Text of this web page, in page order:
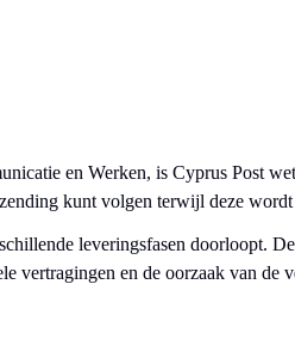
en Werken, is Cyprus Post
kunt volgen terwijl deze
leveringsfasen doorloopt.
vertragingen en de oorzaak van de